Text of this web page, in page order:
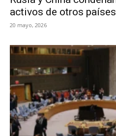
activos de otros países
20 mayo, 2026